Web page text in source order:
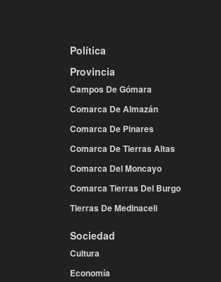
Política
Provincia
Campos De Gómara
Comarca De Almazán
Comarca De Pinares
Comarca De Tierras Altas
Comarca Del Moncayo
Comarca Tierras Del Burgo
Tierras De Medinaceli
Sociedad
Cultura
Economía